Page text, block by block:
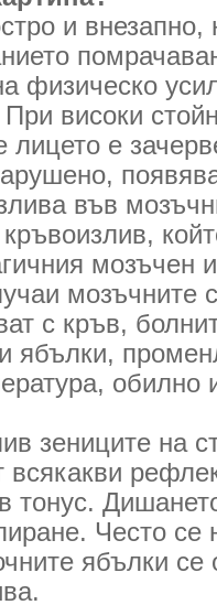
и внезапно,
физическо
високи
лицето е
във
мозъчен
мозъчните
с кръв,
ябълки,
обилно
зениците на
тонус.
Често се
ябълки се